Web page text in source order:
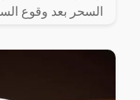
السحر بعد وقوع